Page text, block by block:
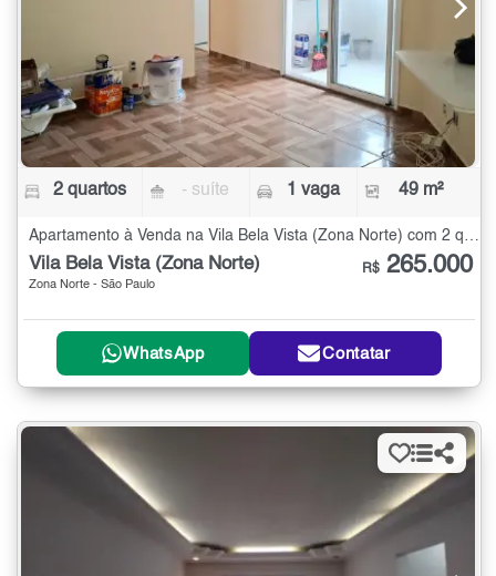
2 quartos - suíte 1 vaga 49 m²
Apartamento à Venda na Vila Bela Vista (Zona Norte) com 2 quartos - 49 m²
Vila Bela Vista (Zona Norte)
Zona Norte - São Paulo
R$ 265.000
WhatsApp Contatar